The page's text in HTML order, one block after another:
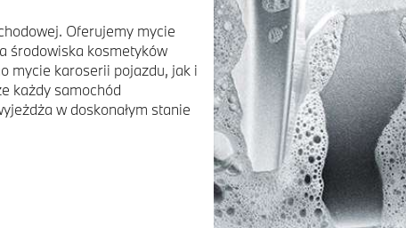
Oferujemy mycie
środowiska kosmetyków
mycie karoserii pojazdu, jak i
każdy samochód
w doskonałym stanie